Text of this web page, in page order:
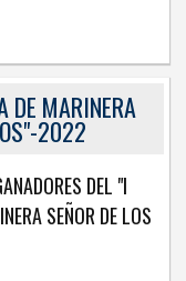
DE MARINERA
2022
DEL "I
SEÑOR DE LOS
Alumno Juan